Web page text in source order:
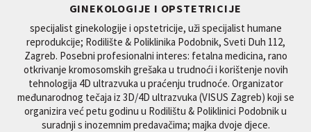
GINEKOLOGIJE I OPSTETRICIJE
specijalist ginekologije i opstetricije, uži specijalist humane
reprodukcije; Rodilište & Poliklinika Podobnik, Sveti Duh 112,
Zagreb. Posebni profesionalni interes: fetalna medicina, rano
otkrivanje kromosomskih grešaka u trudnoći i korištenje novih
tehnologija 4D ultrazvuka u praćenju trudnoće. Organizator
međunarodnog tečaja iz 3D/4D ultrazvuka (VISUS Zagreb) koji se
organizira već petu godinu u Rodilištu & Poliklinici Podobnik u
suradnji s inozemnim predavačima; majka dvoje djece.